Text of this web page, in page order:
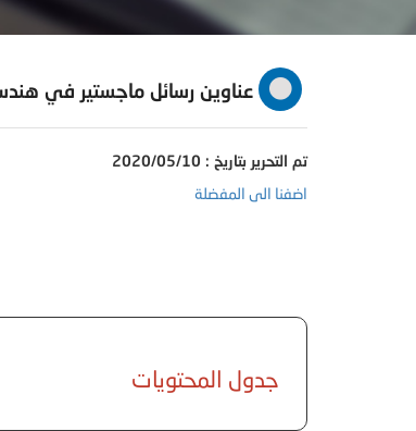
عناوين رسائل ماجستير في
تم التحرير بتاريخ : 2020/05/10
اضفنا الى المفضلة
جدول المحتويات